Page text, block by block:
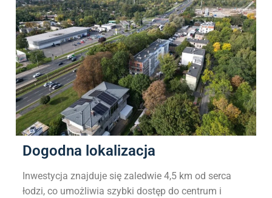
Dogodna lokalizacja
Inwestycja znajduje się zaledwie 4,5 km od serca
łodzi, co umożliwia szybki dostęp do centrum i